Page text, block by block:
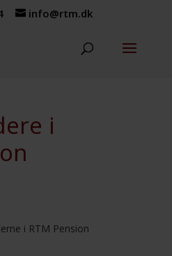
info@rtm.dk
i
i RTM Pension